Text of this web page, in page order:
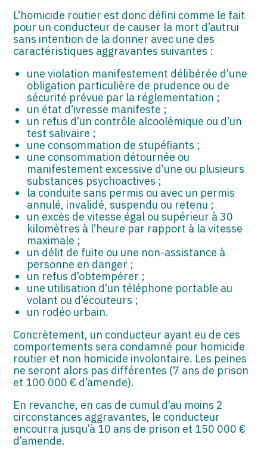
L’homicide routier est donc défini comme le fait
pour un conducteur de causer la mort d’autrui
sans intention de la donner avec une des
caractéristiques aggravantes suivantes :
une violation manifestement délibérée d’une
obligation particulière de prudence ou de
sécurité prévue par la réglementation ;
un état d’ivresse manifeste ;
un refus d’un contrôle alcoolémique ou d’un
test salivaire ;
une consommation de stupéfiants ;
une consommation détournée ou
manifestement excessive d’une ou plusieurs
substances psychoactives ;
la conduite sans permis ou avec un permis
annulé, invalidé, suspendu ou retenu ;
un excès de vitesse égal ou supérieur à 30
kilomètres à l’heure par rapport à la vitesse
maximale ;
un délit de fuite ou une non-assistance à
personne en danger ;
un refus d’obtempérer ;
une utilisation d’un téléphone portable au
volant ou d’écouteurs ;
un rodéo urbain.
Concrètement, un conducteur ayant eu de ces
comportements sera condamné pour homicide
routier et non homicide involontaire. Les peines
ne seront alors pas différentes (7 ans de prison
et 100 000 € d’amende).
En revanche, en cas de cumul d’au moins 2
circonstances aggravantes, le conducteur
encourra jusqu’à 10 ans de prison et 150 000 €
d’amende.